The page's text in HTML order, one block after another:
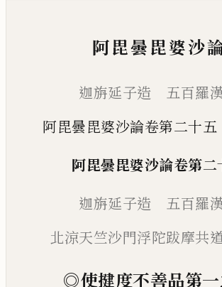
阿毘曇毘婆沙
迦旃延子造 五百羅
阿毘曇毘婆沙論卷第二十五
阿毘曇毘婆沙論卷第二
迦旃延子造 五百羅
北涼天竺沙門浮陀跋摩共
◎使揵度不善品第一